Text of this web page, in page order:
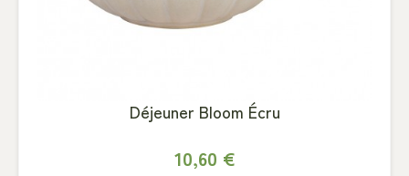
Déjeuner Bloom Écru
10,60 €